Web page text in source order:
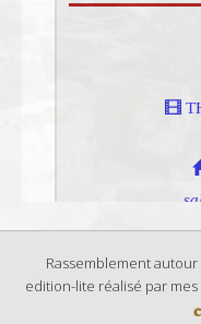
Rassemblement
edition-lite réalisé par mes